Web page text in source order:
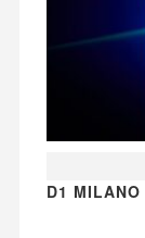
D1